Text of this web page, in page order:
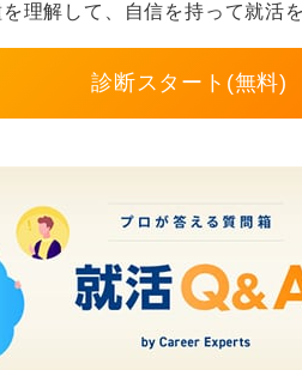
に対し、院卒は考える実務を
務に直結する思考訓練ととらえ
理解して、自信を持って就活
診断スタート(無料)